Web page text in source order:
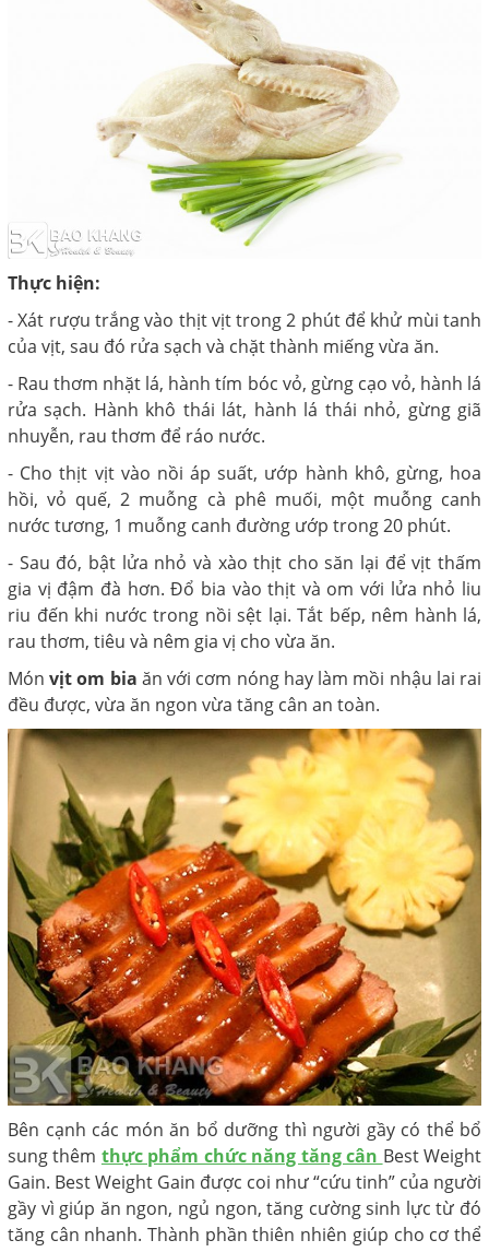
Thực hiện:
- Xát rượu trắng vào thịt vịt trong 2 phút để khử mùi tanh
của vịt, sau đó rửa sạch và chặt thành miếng vừa ăn.
- Rau thơm nhặt lá, hành tím bóc vỏ, gừng cạo vỏ, hành lá
rửa sạch. Hành khô thái lát, hành lá thái nhỏ, gừng giã
nhuyễn, rau thơm để ráo nước.
- Cho thịt vịt vào nồi áp suất, ướp hành khô, gừng, hoa
hồi, vỏ quế, 2 muỗng cà phê muối, một muỗng canh
nước tương, 1 muỗng canh đường ướp trong 20 phút.
- Sau đó, bật lửa nhỏ và xào thịt cho săn lại để vịt thấm
gia vị đậm đà hơn. Đổ bia vào thịt và om với lửa nhỏ liu
riu đến khi nước trong nồi sệt lại. Tắt bếp, nêm hành lá,
rau thơm, tiêu và nêm gia vị cho vừa ăn.
Món vịt om bia ăn với cơm nóng hay làm mồi nhậu lai rai
đều được, vừa ăn ngon vừa tăng cân an toàn.
Bên cạnh các món ăn bổ dưỡng thì người gầy có thể bổ
sung thêm thực phẩm chức năng tăng cân Best Weight
Gain. Best Weight Gain được coi như “cứu tinh” của người
gầy vì giúp ăn ngon, ngủ ngon, tăng cường sinh lực từ đó
tăng cân nhanh. Thành phần thiên nhiên giúp cho cơ thể